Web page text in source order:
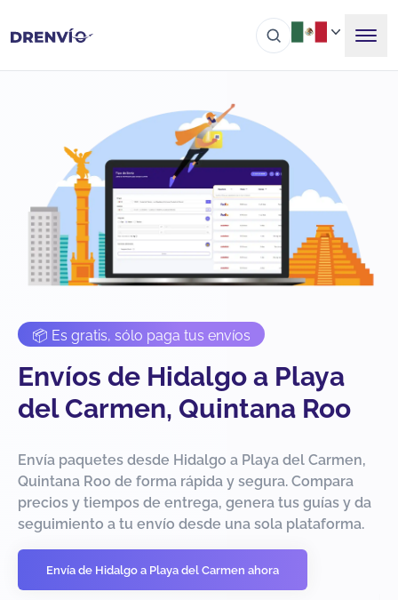
📦 Es gratis, sólo paga tus envíos
Envíos de Hidalgo a Playa
del Carmen, Quintana Roo
Envía paquetes desde Hidalgo a Playa del Carmen,
Quintana Roo de forma rápida y segura. Compara
precios y tiempos de entrega, genera tus guías y da
seguimiento a tu envío desde una sola plataforma.
Envía de Hidalgo a Playa del Carmen ahora